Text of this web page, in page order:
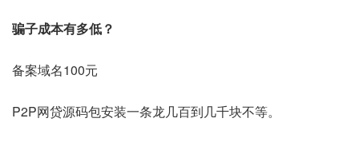
骗子成本有多低？
备案域名100元
P2P网贷源码包安装一条龙几百到几千块不等。